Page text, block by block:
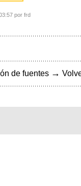
por frd
de fuentes →